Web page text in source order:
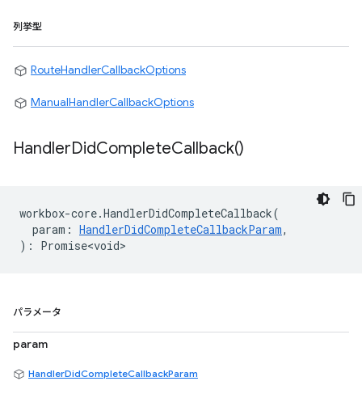
列挙型
RouteHandlerCallbackOptions
ManualHandlerCallbackOptions
HandlerDidCompleteCallback()
workbox-core.HandlerDidCompleteCallback(
param : HandlerDidCompleteCallbackParam,
) : Promise<void>
パラメータ
param
HandlerDidCompleteCallbackParam